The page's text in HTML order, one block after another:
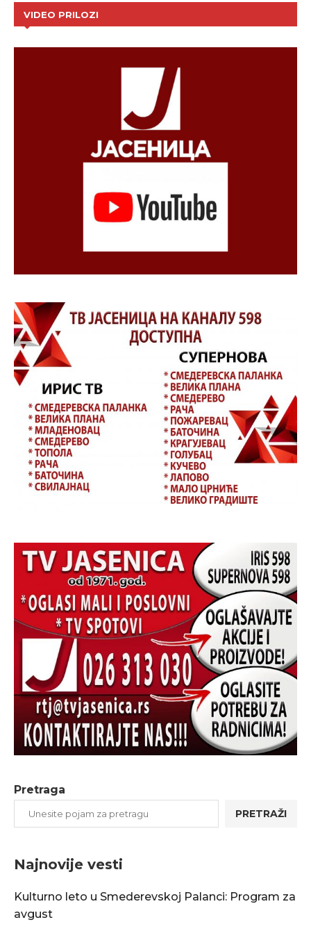
VIDEO PRILOZI
Pretraga
PRETRAŽI
Najnovije vesti
Kulturno leto u Smederevskoj Palanci: Program za
avgust